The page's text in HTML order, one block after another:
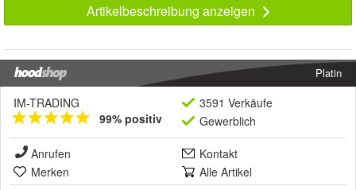
Artikelbeschreibung anzeigen
Platin
IM-TRADING
99% positiv
3591 Verkäufe
Gewerblich
Anrufen
Kontakt
Merken
Alle Artikel